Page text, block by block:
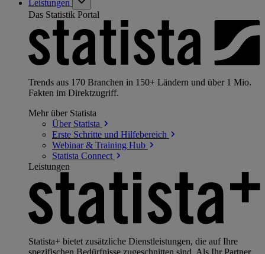
Leistungen
Das Statistik Portal
Trends aus 170 Branchen in 150+ Ländern und über 1 Mio.
Fakten im Direktzugriff.
Mehr über Statista
Über Statista
Erste Schritte und Hilfebereich
Webinar & Training Hub
Statista Connect
Leistungen
Statista+ bietet zusätzliche Dienstleistungen, die auf Ihre
spezifischen Bedürfnisse zugeschnitten sind. Als Ihr Partner